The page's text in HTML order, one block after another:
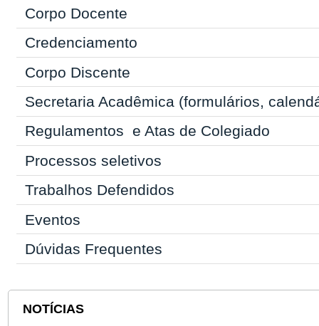
Corpo Docente
Credenciamento
Corpo Discente
Secretaria Acadêmica (formulários,
Regulamentos e Atas de Colegiado
Processos seletivos
Trabalhos Defendidos
Eventos
Dúvidas Frequentes
NOTÍCIAS